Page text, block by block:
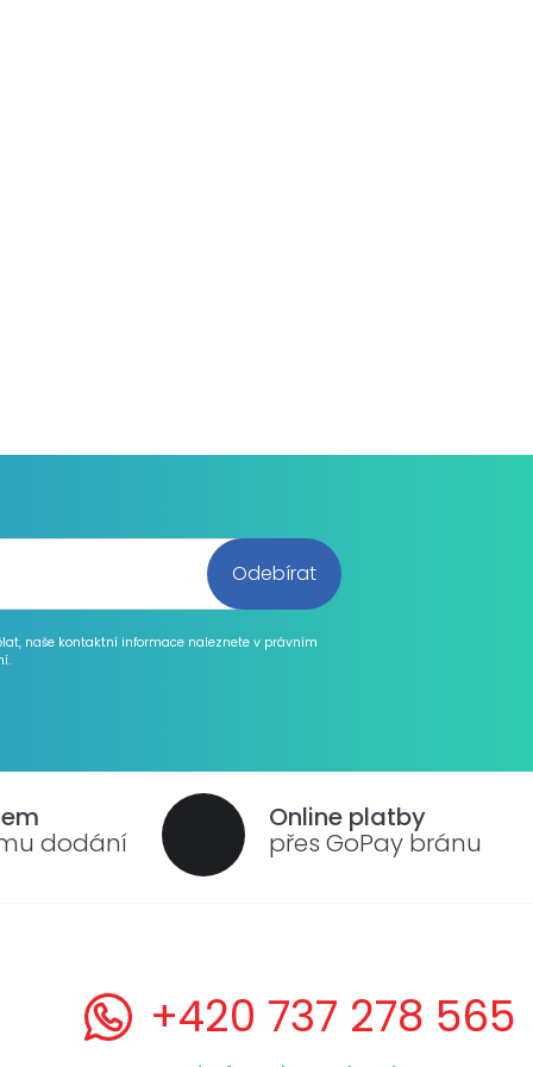
naše kontaktní informace naleznete v právním
dodání
Online platby
přes GoPay bránu
+420 737 278 565